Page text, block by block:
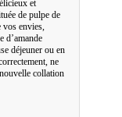
et
de pulpe de
vos envies,
d’amande
déjeuner ou en
ne
collation